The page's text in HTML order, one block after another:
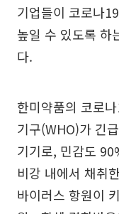
기업들이 코로나
높일 수 있도록 하
다.
한미약품의 코로
기구(WHO)가 긴
기기로, 민감도
비강 내에서 채취
바이러스 항원이